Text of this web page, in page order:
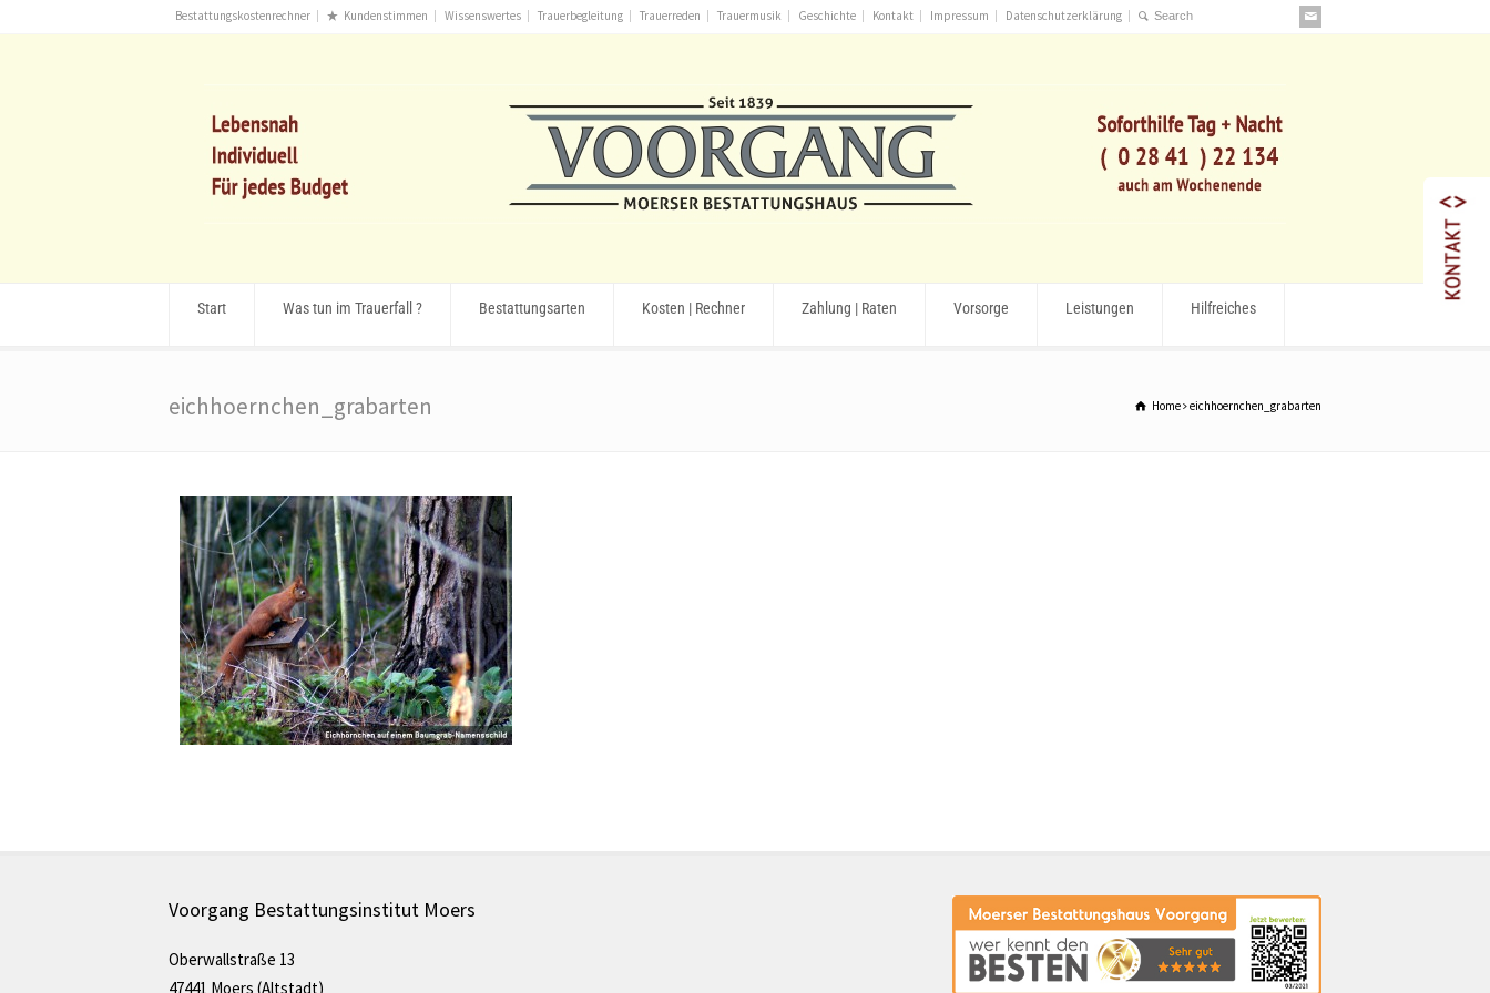
Bestattungskostenrechner Kundenstimmen Wissenswertes Trauerbegleitung Trauerreden Trauermusik Geschichte Kontakt Impressum Datenschutzerklärung
Start Was tun im Trauerfall ? Bestattungsarten Kosten | Rechner Zahlung | Raten Vorsorge Leistungen Hilfreiches
eichhoernchen_grabarten Home eichhoernchen_grabarten
Voorgang Bestattungsinstitut Moers
Oberwallstraße 13
47441 Moers (Altstadt)